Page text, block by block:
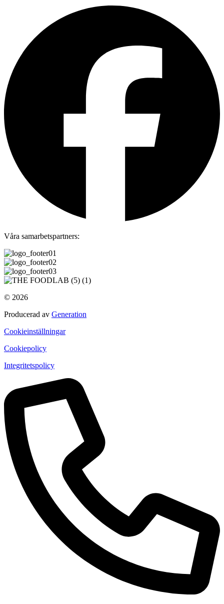
Våra samarbetspartners:
© 2026
Producerad av Generation
Cookieinställningar
Cookiepolicy
Integritetspolicy